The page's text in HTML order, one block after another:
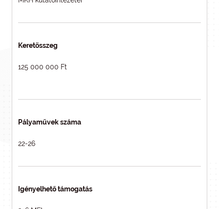
Keretösszeg
125 000 000 Ft
Pályaművek száma
22-26
Igényelhető támogatás